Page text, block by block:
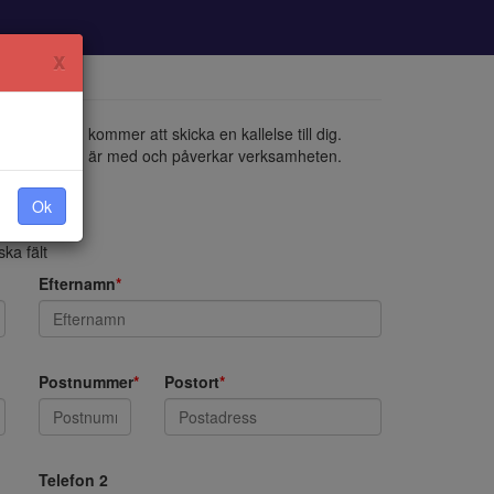
och som kommer att skicka en kallelse till dig.
och är med och påverkar verksamheten.
fält
Efternamn*
Postnummer* Postort*
Telefon 2
x
Ok